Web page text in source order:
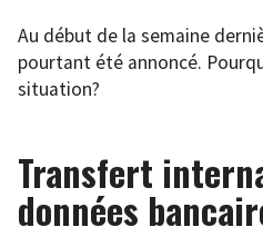
Au début de la semaine
pourtant été annoncé.
situation?
Transfert
données